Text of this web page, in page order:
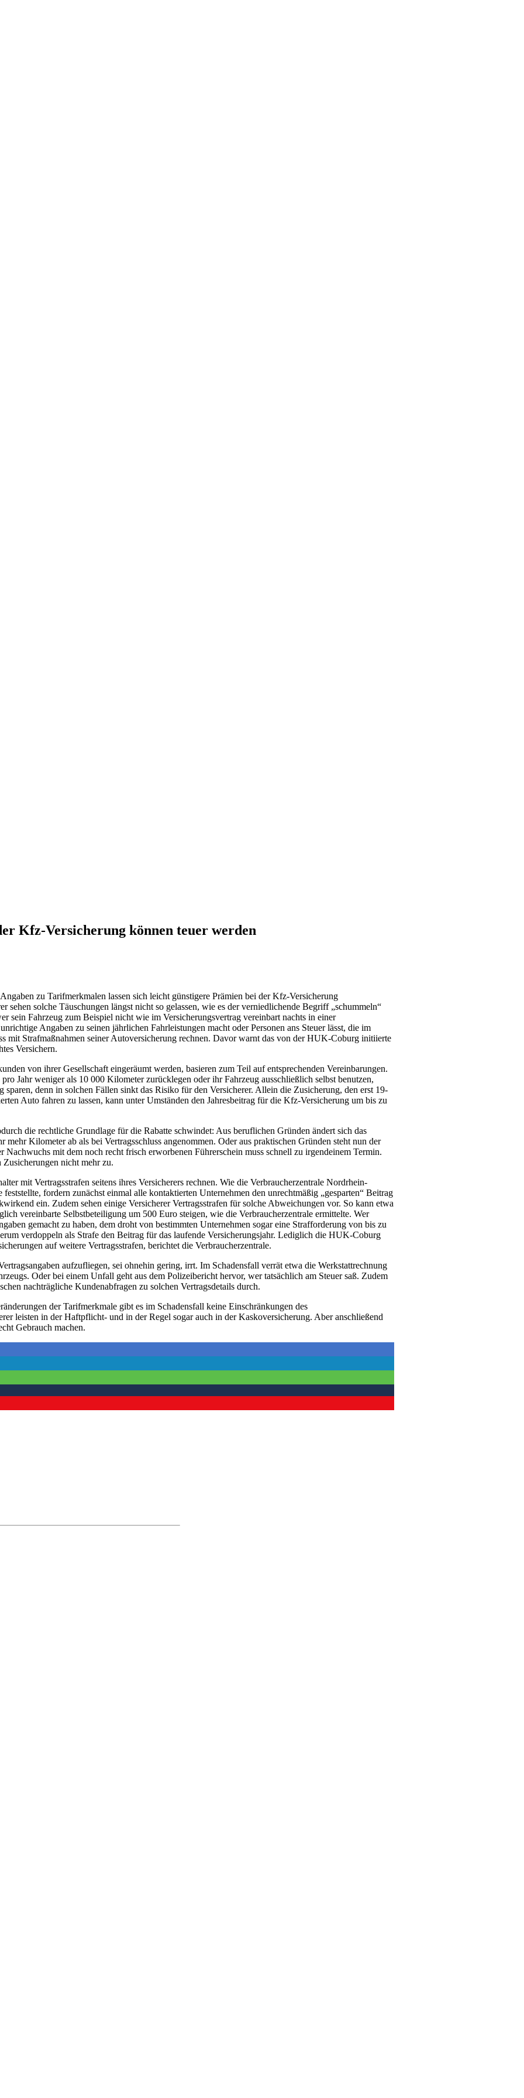
Kfz-Versicherung können teuer werden
zu Tarifmerkmalen lassen sich leicht günstigere Prämien bei der Kfz-Versicherung
sehen solche Täuschungen längst nicht so gelassen, wie es der verniedlichende Begriff „schummeln“
sein Fahrzeug zum Beispiel nicht wie im Versicherungsvertrag vereinbart nachts in einer
Angaben zu seinen jährlichen Fahrleistungen macht oder Personen ans Steuer lässt, die im
mit Strafmaßnahmen seiner Autoversicherung rechnen. Davor warnt das von der HUK-Coburg initiierte
Versichern.
von ihrer Gesellschaft eingeräumt werden, basieren zum Teil auf entsprechenden Vereinbarungen.
Jahr weniger als 10 000 Kilometer zurücklegen oder ihr Fahrzeug ausschließlich selbst benutzen,
sparen, denn in solchen Fällen sinkt das Risiko für den Versicherer. Allein die Zusicherung, den erst 19-
Auto fahren zu lassen, kann unter Umständen den Jahresbeitrag für die Kfz-Versicherung um bis zu
die rechtliche Grundlage für die Rabatte schwindet: Aus beruflichen Gründen ändert sich das
mehr Kilometer ab als bei Vertragsschluss angenommen. Oder aus praktischen Gründen steht nun der
Nachwuchs mit dem noch recht frisch erworbenen Führerschein muss schnell zu irgendeinem Termin.
Zusicherungen nicht mehr zu.
mit Vertragsstrafen seitens ihres Versicherers rechnen. Wie die Verbraucherzentrale Nordrhein-
fordern zunächst einmal alle kontaktierten Unternehmen den unrechtmäßig „gesparten“ Beitrag
ein. Zudem sehen einige Versicherer Vertragsstrafen für solche Abweichungen vor. So kann etwa
vereinbarte Selbstbeteiligung um 500 Euro steigen, wie die Verbraucherzentrale ermittelte. Wer
gemacht zu haben, dem droht von bestimmten Unternehmen sogar eine Strafforderung von bis zu
verdoppeln als Strafe den Beitrag für das laufende Versicherungsjahr. Lediglich die HUK-Coburg
auf weitere Vertragsstrafen, berichtet die Verbraucherzentrale.
aufzufliegen, sei ohnehin gering, irrt. Im Schadensfall verrät etwa die Werkstattrechnung
Oder bei einem Unfall geht aus dem Polizeibericht hervor, wer tatsächlich am Steuer saß. Zudem
nachträgliche Kundenabfragen zu solchen Vertragsdetails durch.
der Tarifmerkmale gibt es im Schadensfall keine Einschränkungen des
leisten in der Haftpflicht- und in der Regel sogar auch in der Kaskoversicherung. Aber anschließend
Gebrauch machen.